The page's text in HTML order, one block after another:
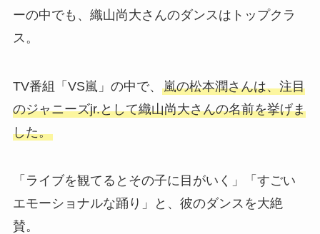
ーの中でも、織山尚大さんのダンスはトップクラ
ス。
TV番組「VS嵐」の中で、 嵐の松本潤さんは、注目
のジャニーズjr.として織山尚大さんの名前を挙げま
した。
「ライブを観てるとその子に目がいく」「すごい
エモーショナルな踊り」と、彼のダンスを大絶
賛。